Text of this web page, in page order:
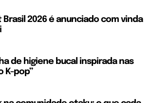
2026 é anunciado com vinda
de higiene bucal inspirada nas
K-pop”